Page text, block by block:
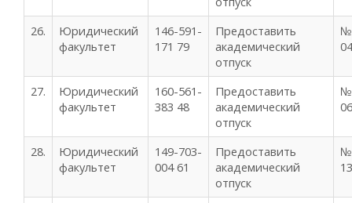
26.
Юридический
факультет
146-591-
171 79
Предоставить
академический
отпуск
№
27.
Юридический
факультет
160-561-
383 48
Предоставить
академический
отпуск
№
28.
Юридический
факультет
149-703-
004 61
Предоставить
академический
отпуск
№